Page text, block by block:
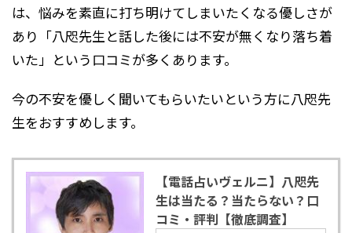
は、悩みを素直に打ち明けてしまいたくなる優しさが
あり「八咫先生と話した後には不安が無くなり落ち着
いた」という口コミが多くあります。
今の不安を優しく聞いてもらいたいという方に八咫先
生をおすすめします。
【電話占いヴェルニ】八咫先
生は当たる？当たらない？口
コミ・評判【徹底調査】